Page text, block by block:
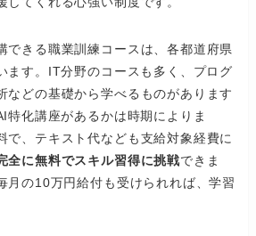
できる職業訓練コースは、各都道府県
ます。IT分野のコースも多く、プログ
などの基礎から学べるものがあります
特化講座があるかは時期によりま
で、テキスト代なども支給対象経費に
全に無料でスキル習得に挑戦できま
月の10万円給付も受けられれば、学習